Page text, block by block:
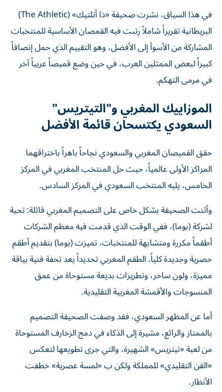
في هذا السياق، نشرت صحيفة «ذا أتلتيك» (The Athletic)
البريطانية تقريراً شاملاً رتبت فيه القمصان الأساسية للمنتخبات
المشاركة من الأسوأ إلى الأفضل، وهو التقييم الذي حمل إنصافاً
كبيراً لبعض الممثلين العرب، في حين وضع قميصاً عربياً آخر
في مرمى التهكم.
الموزاييك المغربي و"التيتريس"
السعودي يكتسحان قائمة الأفضل
حقق القميصان المغربي والسعودي نجاحاً باهراً باختراقهما
المراكز الأولى عالمياً، حيث حل المنتخب المغربي في المركز
الخامس، يليه المنتخب السعودي في المركز السادس.
وأثنت الصحيفة بشكل خاص على التصميم المغربي قائلة: تحية
لشركة (بوما)، ففي الوقت الذي قدمت فيه معظم الشركات
أطقماً مكررة ومتشابهة للمنتخبات، تميزت (بوما) بتقديم أطقم
حصرية وجديدة كلياً. الطقم المغربي تحديداً يعد تحفة فنية بياقة
مميزة، ولون ساحر، وتطريزات بديعة مستوحاة من عمق
المنسوجات والأقمشة المغربية التقليدية.
أما عن المظهر السعودي، فقد وصفت الصحيفة التصميم
بالممتاز والرائع، مشيرة إلى الذكاء في دمج الزخارف المستوحاة
من لعبة «تيتريس» الشهيرة، والتي جرى تطويعها لتعكس
«الفن التقليدي» للمملكة ولكن ب «لمسة عصرية» خطفت
الأنظار.